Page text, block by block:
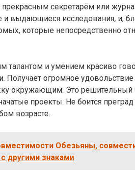
прекрасным секретарём или
выдающиеся исследования, и,
которые непосредственно
талантом и умением красиво
огромное удовольствие
окружающим. Это решительный
проекты. Не боится преград
возрасте.
Обезьяны,
другими знаками